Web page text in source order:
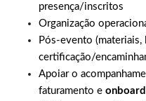
presença/inscritos
Organização
Pós-evento (materiais,
certificação/
Apoiar o
faturamento e